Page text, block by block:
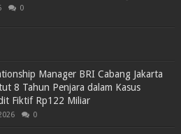
0
Manager BRI Cabang Jakarta
8 Tahun Penjara dalam Kasus
Fiktif Rp122 Miliar
0